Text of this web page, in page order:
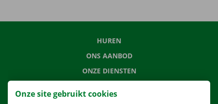
HUREN
ONS AANBOD
ONZE DIENSTEN
Onze site gebruikt cookies